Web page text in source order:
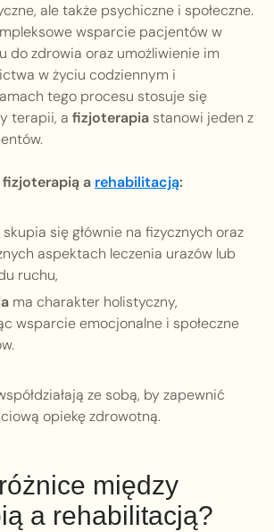
ale także psychiczne i społeczne.
wsparcie pacjentów w
do zdrowia oraz umożliwienie im
w życiu codziennym i
tego procesu stosuje się
terapii, a fizjoterapia stanowi jeden z
a rehabilitacją:
skupia się głównie na fizycznych oraz
aspektach leczenia urazów lub
ruchu,
ma charakter holistyczny,
wsparcie emocjonalne i społeczne
ze sobą, by zapewnić
opiekę zdrowotną.
między
a rehabilitacją?